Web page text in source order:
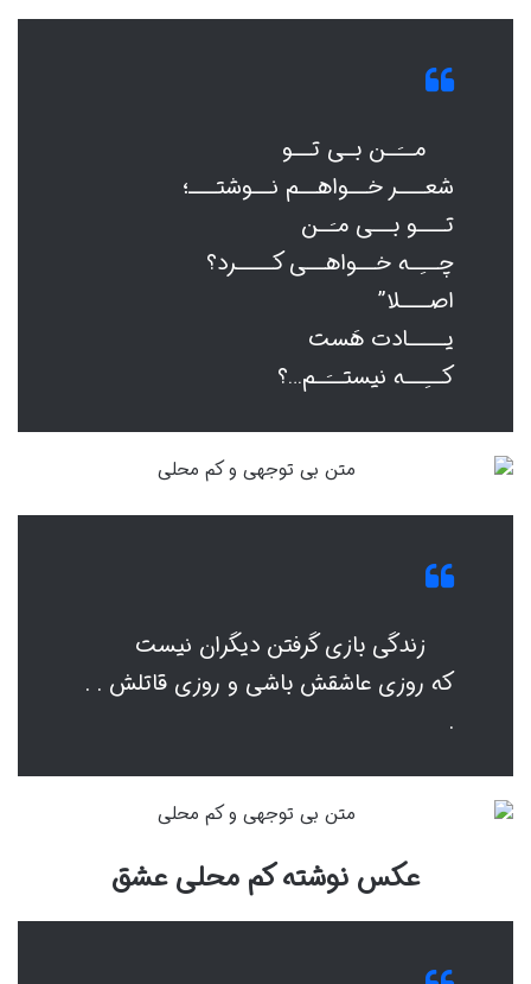
مــَـن بـی تــو
شعـــر خــواهــم نــوشتـــ؛
تـــو بــی مـَـن
چــِـه خــواهــی کــــرد؟
اصـــلا”
یــــادت هَست
کــِــه نیستــَـم…؟
زندگی بازی گرفتن دیگران نیست
که روزی عاشقش باشی و روزی قاتلش . .
.
عکس نوشته کم محلی عشق